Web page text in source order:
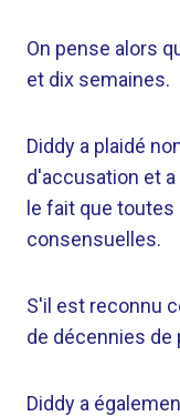
On pense alors
et dix semaines.
Diddy a plaidé
d'accusation et
le fait que
consensuelles.
S'il est reconnu
de décennies de
Diddy a